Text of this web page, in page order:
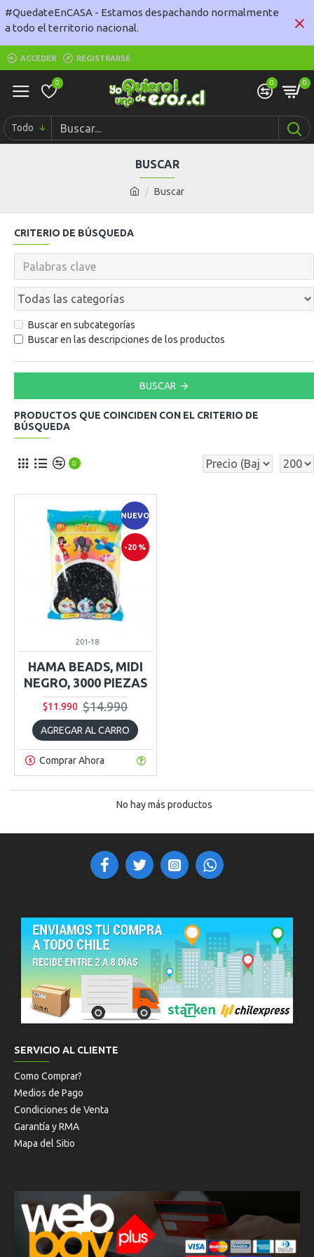
#QuedateEnCASA - Estamos despachando normalmente
a todo el territorio nacional.
ACCEDER REGISTRARSE
0 0 0
Todo
Buscar
BUSCAR
CRITERIO DE BÚSQUEDA
Buscar en subcategorías
Buscar en las descripciones de los productos
BUSCAR
PRODUCTOS QUE COINCIDEN CON EL CRITERIO DE
BÚSQUEDA
0
NUEVO
-20 %
201-18
HAMA BEADS, MIDI
NEGRO, 3000 PIEZAS
$11.990 $14.990
AGREGAR AL CARRO
Comprar Ahora
No hay más productos
SERVICIO AL CLIENTE
Como Comprar?
Medios de Pago
Condiciones de Venta
Garantía y RMA
Mapa del Sitio